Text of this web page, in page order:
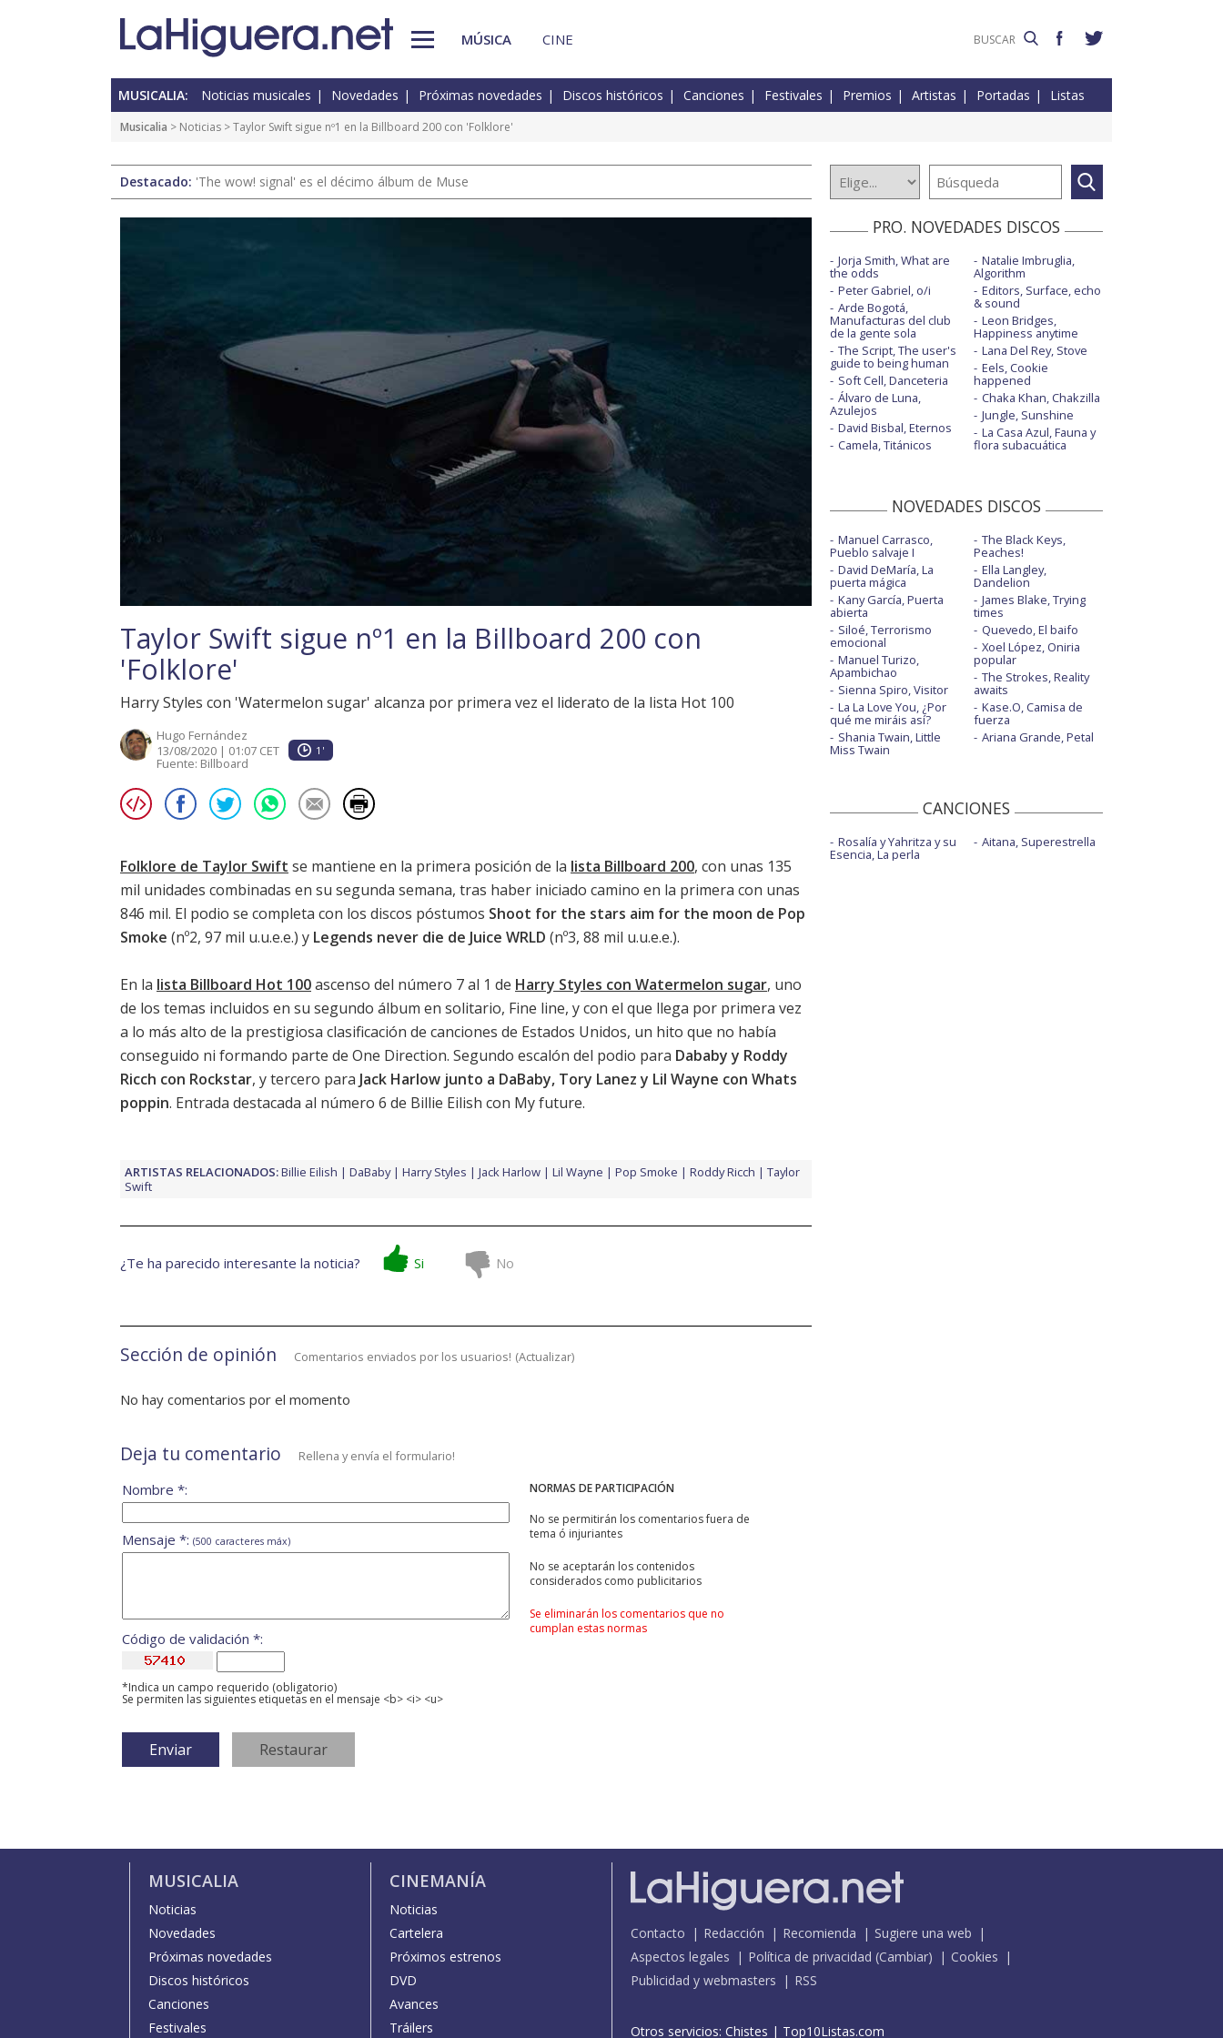
MÚSICA CINE
MUSICALIA: Noticias musicales Novedades Próximas novedades Discos históricos Canciones Festivales Premios Artistas Portadas Listas
Musicalia > Noticias > Taylor Swift sigue nº1 en la Billboard 200 con 'Folklore'
Destacado: 'The wow! signal' es el décimo álbum de Muse
Taylor Swift sigue nº1 en la Billboard 200 con
'Folklore'
Harry Styles con 'Watermelon sugar' alcanza por primera vez el liderato de la lista Hot 100
Hugo Fernández
13/08/2020 | 01:07 CET
1'
Fuente: Billboard
Folklore de Taylor Swift se mantiene en la primera posición de la lista Billboard 200, con unas 135
mil unidades combinadas en su segunda semana, tras haber iniciado camino en la primera con unas
846 mil. El podio se completa con los discos póstumos Shoot for the stars aim for the moon de Pop
Smoke (nº2, 97 mil u.u.e.e.) y Legends never die de Juice WRLD (nº3, 88 mil u.u.e.e.).
En la lista Billboard Hot 100ascenso del número 7 al 1 de Harry Styles con Watermelon sugar, uno
de los temas incluidos en su segundo álbum en solitario, Fine line, y con el que llega por primera vez
a lo más alto de la prestigiosa clasificación de canciones de Estados Unidos, un hito que no había
conseguido ni formando parte de One Direction. Segundo escalón del podio para Dababy y Roddy
Ricch con Rockstar, y tercero para Jack Harlow junto a DaBaby, Tory Lanez y Lil Wayne con Whats
poppin. Entrada destacada al número 6 de Billie Eilish con My future.
ARTISTAS RELACIONADOS:Billie Eilish DaBaby Harry Styles Jack Harlow Lil Wayne Pop Smoke Roddy Ricch
Taylor
Swift
¿Te ha parecido interesante la noticia? Si No
Sección de opinión Comentarios enviados por los usuarios! (Actualizar)
No hay comentarios por el momento
Deja tu comentario Rellena y envía el formulario!
NORMAS DE PARTICIPACIÓN
No se permitirán los comentarios fuera de
tema ó injuriantes
No se aceptarán los contenidos
considerados como publicitarios
Se eliminarán los comentarios que no
cumplan estas normas
Nombre *:
Mensaje *: (500 caracteres máx)
Código de validación *:
*Indica un campo requerido (obligatorio)
Se permiten las siguientes etiquetas en el mensaje <b> <i> <u>
PRO. NOVEDADES DISCOS
Jorja Smith, What are
the odds
Peter Gabriel, o/i
Arde Bogotá,
Manufacturas del club
de la gente sola
The Script, The user's
guide to being human
Soft Cell, Danceteria
Álvaro de Luna,
Azulejos
David Bisbal, Eternos
Camela, Titánicos
Natalie Imbruglia,
Algorithm
Editors, Surface, echo
& sound
Leon Bridges,
Happiness anytime
Lana Del Rey, Stove
Eels, Cookie
happened
Chaka Khan, Chakzilla
Jungle, Sunshine
La Casa Azul, Fauna y
flora subacuática
NOVEDADES DISCOS
Manuel Carrasco,
Pueblo salvaje I
David DeMaría, La
puerta mágica
Kany García, Puerta
abierta
Siloé, Terrorismo
emocional
Manuel Turizo,
Apambichao
Sienna Spiro, Visitor
La La Love You, ¿Por
qué me miráis así?
Shania Twain, Little
Miss Twain
The Black Keys,
Peaches!
Ella Langley,
Dandelion
James Blake, Trying
times
Quevedo, El baifo
Xoel López, Oniria
popular
The Strokes, Reality
awaits
Kase.O, Camisa de
fuerza
Ariana Grande, Petal
CANCIONES
Rosalía y Yahritza y su
Esencia, La perla
Aitana, Superestrella
MUSICALIA
Noticias
Novedades
Próximas novedades
Discos históricos
Canciones
Festivales
CINEMANÍA
Noticias
Cartelera
Próximos estrenos
DVD
Avances
Tráilers
Contacto Redacción Recomienda
Sugiere una web
Aspectos legales
Política de privacidad (Cambiar)
Cookies
Publicidad y webmasters
RSS
Otros servicios: Chistes | Top10Listas.com